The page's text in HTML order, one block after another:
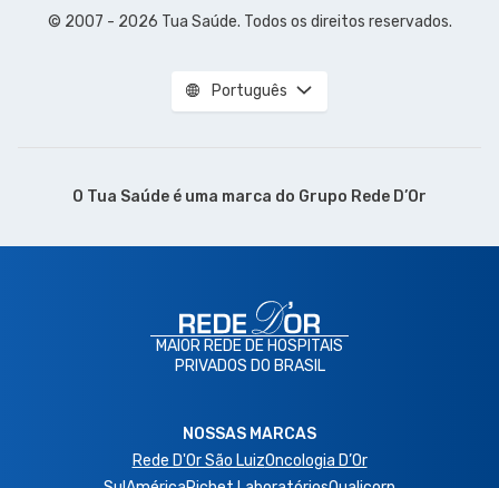
© 2007 - 2026 Tua Saúde. Todos os direitos reservados.
Português
O Tua Saúde é uma marca do Grupo Rede D’Or
MAIOR REDE DE HOSPITAIS
PRIVADOS DO BRASIL
NOSSAS MARCAS
Rede D'Or São LuizOncologia D’Or